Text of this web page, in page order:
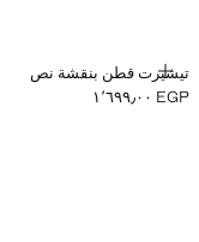
تيشيرت قطن بنقشة نص
إضافة
السعر الحالي [EGP ١٬٦٩٩٫٠٠ ]
EGP ١٬٦٩٩٫٠٠